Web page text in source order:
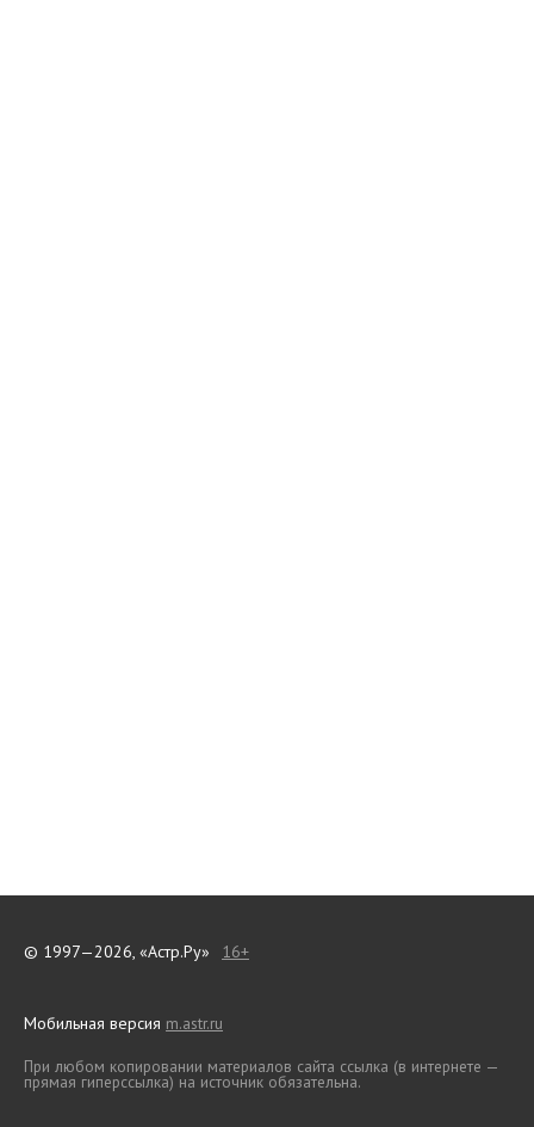
© 1997—2026, «Астр.Ру» 16+
Мобильная версия m.astr.ru
При любом копировании материалов сайта ссылка (в интернете —
прямая гиперссылка) на источник обязательна.